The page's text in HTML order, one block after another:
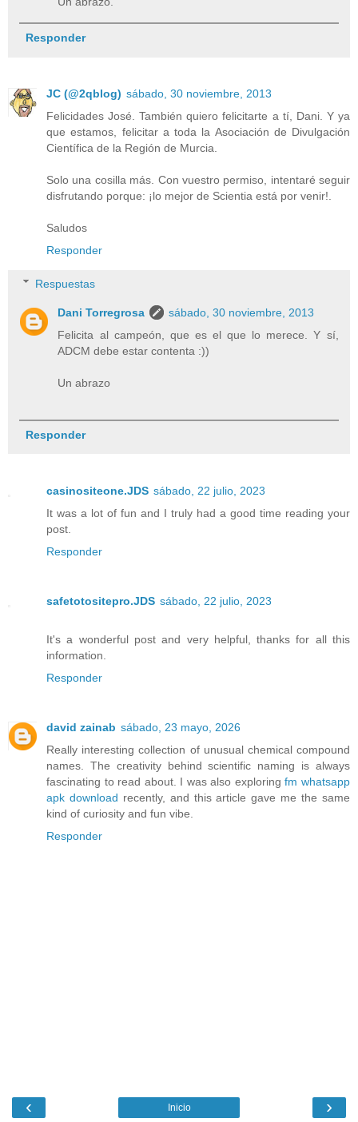
Responder
JC (@2qblog) sábado, 30 noviembre, 2013
Felicidades José. También quiero felicitarte a tí, Dani. Y ya
que estamos, felicitar a toda la Asociación de Divulgación
Científica de la Región de Murcia.
Solo una cosilla más. Con vuestro permiso, intentaré seguir
disfrutando porque: ¡lo mejor de Scientia está por venir!.
Saludos
Responder
Respuestas
Dani Torregrosa
sábado, 30 noviembre, 2013
Felicita al campeón, que es el que lo merece. Y sí,
ADCM debe estar contenta :))
Un abrazo
Responder
casinositeone.JDS sábado, 22 julio, 2023
It was a lot of fun and I truly had a good time reading your
post.
Responder
safetotositepro.JDS sábado, 22 julio, 2023
It's a wonderful post and very helpful, thanks for all this
information.
Responder
david zainab sábado, 23 mayo, 2026
Really interesting collection of unusual chemical compound
names. The creativity behind scientific naming is always
fascinating to read about. I was also exploringfm whatsapp
apk download recently, and this article gave me the same
kind of curiosity and fun vibe.
Responder
‹ ›
Inicio